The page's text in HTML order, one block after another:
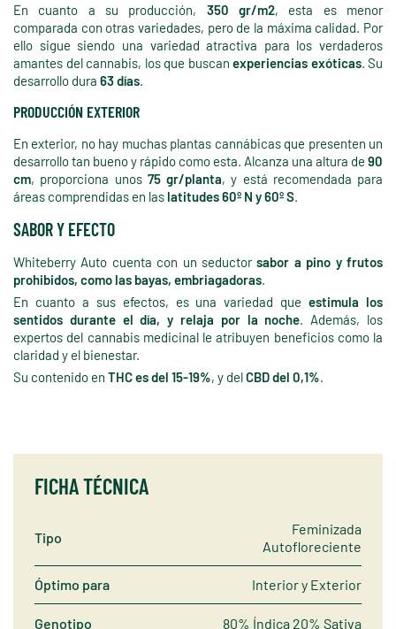
En cuanto a su producción, 350 gr/m2, esta es menor
comparada con otras variedades, pero de la máxima calidad. Por
ello sigue siendo una variedad atractiva para los verdaderos
amantes del cannabis, los que buscan experiencias exóticas. Su
desarrollo dura 63 días.
PRODUCCIÓN EXTERIOR
En exterior, no hay muchas plantas cannábicas que presenten un
desarrollo tan bueno y rápido como esta. Alcanza una altura de 90
cm, proporciona unos 75 gr/planta, y está recomendada para
áreas comprendidas en las latitudes 60º N y 60º S.
SABOR Y EFECTO
Whiteberry Auto cuenta con un seductorsabor a pino y frutos
prohibidos, como las bayas, embriagadoras.
En cuanto a sus efectos, es una variedad queestimula los
sentidos durante el día, y relaja por la noche. Además, los
expertos del cannabis medicinal le atribuyen beneficios como la
claridad y el bienestar.
Su contenido en THC es del 15-19%, y delCBD del 0,1%.
FICHA TÉCNICA
Tipo
Feminizada
Autofloreciente
Óptimo para Interior y Exterior
Genotipo 80% Índica 20% Sativa